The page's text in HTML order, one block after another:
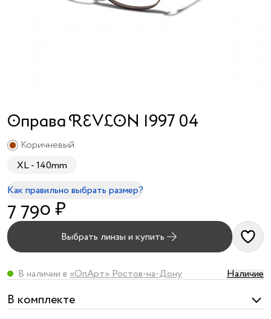
Оправа REVLON 1997 04
Коричневый
XL - 140mm
Как правильно выбрать размер?
7 790 ₽
Выбрать линзы и купить
В наличии в «ОпАрт» Ростов-на-Дону Наличие
В комплекте